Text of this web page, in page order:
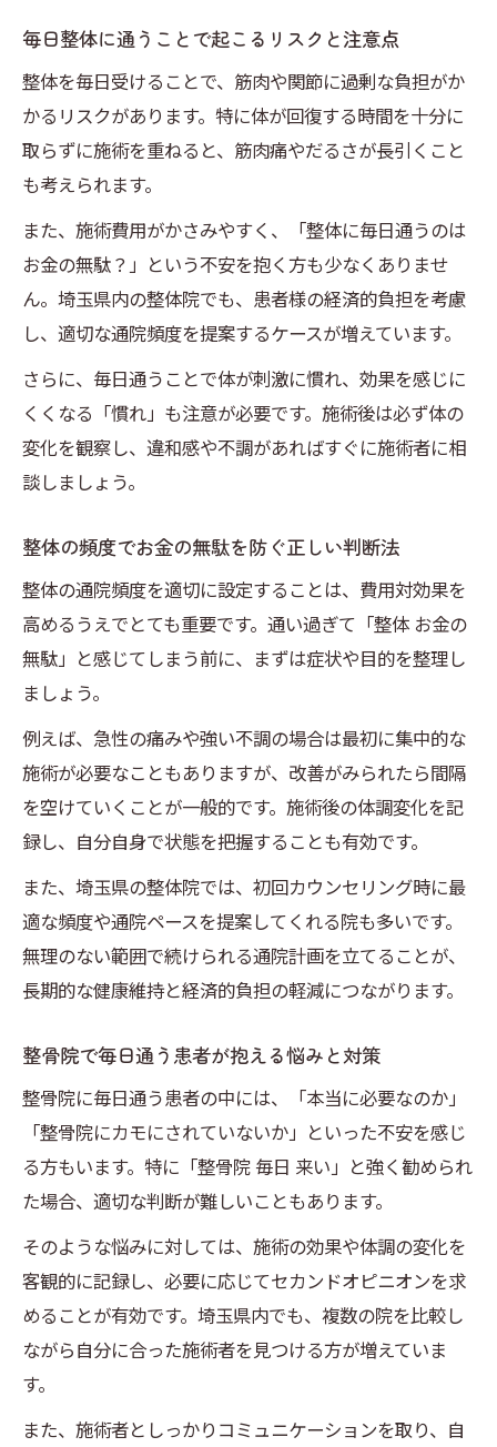
整体の最適な頻度で経済的負担を抑える工
夫
整体を毎日勧める店舗に注意したいポイン
ト
整体の効果を最大化する頻度の選び方ガイ
ド
毎日整体に通わず効果を高める工夫とは
整体を毎日受けるべきタイミングと判断基
準
気になる整体の服装マナーや注意点
整体施術時の服装マナーと準備のコツ
整体時にブラジャーは外すべきか疑問を解
消
整体を受ける前後の服装とマナーの基本
整体の施術を快適に受けるための服装選び
もみほぐしと整体の違いと選び方解説
もみほぐしと整体の違いを徹底比較して解
説
整体とリラクゼーションもみほぐしの効果
差
整体と比べてもみほぐしは毎日受けても大
目的別に選びたい整体ともみほぐしの活用
法
整体とリラクゼーション目的の施術の選び
方
毎日整体に通うことで起こるリスクと注意点
整体を毎日受けることで、筋肉や関節に過剰な負担がか
かるリスクがあります。特に体が回復する時間を十分に
取らずに施術を重ねると、筋肉痛やだるさが長引くこと
も考えられます。
また、施術費用がかさみやすく、「整体に毎日通うのは
お金の無駄？」という不安を抱く方も少なくありませ
ん。埼玉県内の整体院でも、患者様の経済的負担を考慮
し、適切な通院頻度を提案するケースが増えています。
さらに、毎日通うことで体が刺激に慣れ、効果を感じに
くくなる「慣れ」も注意が必要です。施術後は必ず体の
変化を観察し、違和感や不調があればすぐに施術者に相
談しましょう。
整体の頻度でお金の無駄を防ぐ正しい判断法
整体の通院頻度を適切に設定することは、費用対効果を
高めるうえでとても重要です。通い過ぎて「整体 お金の
無駄」と感じてしまう前に、まずは症状や目的を整理し
ましょう。
例えば、急性の痛みや強い不調の場合は最初に集中的な
施術が必要なこともありますが、改善がみられたら間隔
を空けていくことが一般的です。施術後の体調変化を記
録し、自分自身で状態を把握することも有効です。
また、埼玉県の整体院では、初回カウンセリング時に最
適な頻度や通院ペースを提案してくれる院も多いです。
無理のない範囲で続けられる通院計画を立てることが、
長期的な健康維持と経済的負担の軽減につながります。
整骨院で毎日通う患者が抱える悩みと対策
整骨院に毎日通う患者の中には、「本当に必要なのか」
「整骨院にカモにされていないか」といった不安を感じ
る方もいます。特に「整骨院 毎日 来い」と強く勧められ
た場合、適切な判断が難しいこともあります。
そのような悩みに対しては、施術の効果や体調の変化を
客観的に記録し、必要に応じてセカンドオピニオンを求
めることが有効です。埼玉県内でも、複数の院を比較し
ながら自分に合った施術者を見つける方が増えていま
す。
また、施術者としっかりコミュニケーションを取り、自